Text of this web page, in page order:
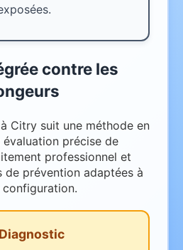
contre les
Citry suit une méthode en
précise de
professionnel et
de prévention adaptées à